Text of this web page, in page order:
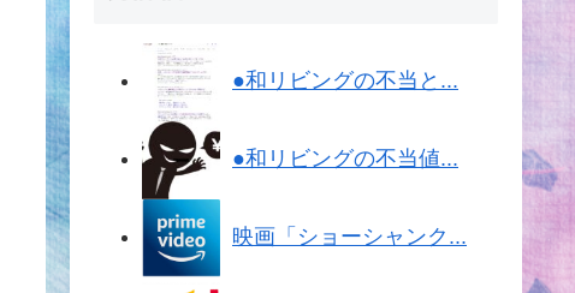
●和リビングの不当と...
●和リビングの不当値...
映画「ショーシャンク...